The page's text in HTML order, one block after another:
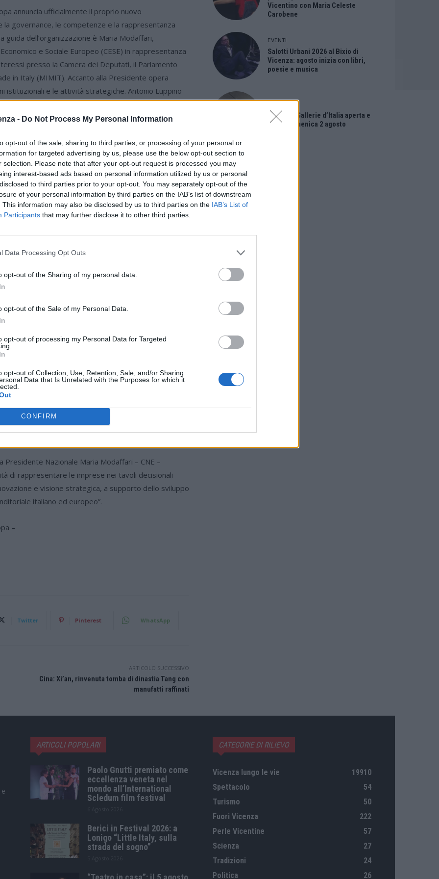
- Do Not Process My Personal Information
opt-out of the sale, sharing to third parties, or processing of your personal or
for targeted advertising by us, please use the below opt-out section to
selection. Please note that after your opt-out request is processed you may
interest-based ads based on personal information utilized by us or personal
to third parties prior to your opt-out. You may separately opt-out of the
of your personal information by third parties on the IAB’s list of downstream
This information may also be disclosed by us to third parties on the IAB’s List of
Participants that may further disclose it to other third parties.
Data Processing Opt Outs
opt-out of the Sharing of my personal data.
opt-out of the Sale of my Personal Data.
opt-out of processing my Personal Data for Targeted
opt-out of Collection, Use, Retention, Sale, and/or Sharing
Data that Is Unrelated with the Purposes for which it
CONFIRM
annuncia ufficialmente il proprio nuovo
governance, le competenze e la rappresentanza
guida dell’organizzazione è Maria Modaffari,
e Sociale Europeo (CESE) in rappresentanza
presso la Camera dei Deputati, il Parlamento
in Italy (MIMIT). Accanto alla Presidente opera
istituzionali e le attività strategiche. Antonio Luppino
del Presidente Nazionale e modera gli eventi
con partner, enti e istituzioni.
attuale Vice Presidente di CNE –
Politiche Sociali, svolgendo attività di
sociali ,del lavoro e dell’inclusione.
che ricopre anche il ruolo di Coordinatore del
e svolge un ruolo attivo di rappresentanza
enti pubblici, istituzioni e organismi di settore.
Castaldo, Coordinatore del Dipartimento Politiche e
Europeo, che supporta direttamente la
presso il Parlamento Europeo e contribuisce
nei processi decisionali comunitari.
Responsabile delle Risorse Umane di
Innovazione Tecnologica e Intelligenza Artificiale
digitalizzazione e intelligenza artificiale,
e sostenibili e nel supporto alle imprese nei
Consulenza Strategica e Welfare Aziendale e
di consulenza strategica alle imprese e sviluppo di
tra mondo imprenditoriale e associazioni di
Niccolò Giusti per l’Internazionalizzazione e Affari
Nicole Magliocchini per il Dipartimento Legale,
Sicbaldi per Energia e Ufficio Stampa, Riccardo
Chiaudano per Marketing Aziendale, Alice
Iannone per magazine, podcast e
Presidente Nazionale Maria Modaffari – CNE –
di rappresentare le imprese nei tavoli decisionali
e visione strategica, a supporto dello sviluppo
italiano ed europeo”.
–
Twitter Pinterest WhatsApp
ARTICOLO SUCCESSIVO
Cina: Xi’an, rinvenuta tomba di dinastia Tang con
manufatti raffinati
Vicentino con Maria Celeste
Carobene
EVENTI
Salotti Urbani 2026 al Bixio di
Vicenza: agosto inizia con libri,
poesie e musica
Vicenza, Gallerie d’Italia aperta e
gratis domenica 2 agosto
ARTICOLI POPOLARI
Paolo Gnutti premiato come
eccellenza veneta nel
mondo all’International
Scledum film festival
Berici in Festival 2026: a
Lonigo “Little Italy, sulla
strada del sogno”
CATEGORIE DI RILIEVO
Vicenza lungo le vie
19910
Spettacolo
54
Turismo
50
Fuori Vicenza
222
Perle Vicentine
57
Scienza
27
Tradizioni
24
Politica
26